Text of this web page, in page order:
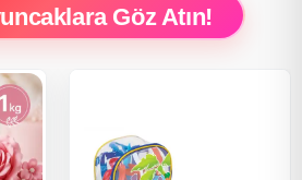
Göz Atın!